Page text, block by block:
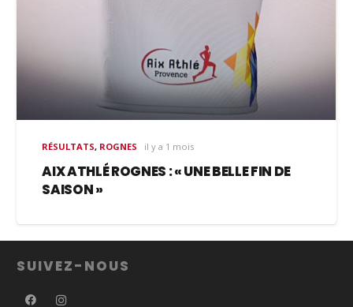
RÉSULTATS, ROGNES il y a 1 mois
AIX ATHLÉ ROGNES : « UNE BELLE FIN DE
SAISON »
SUIVEZ-NOUS